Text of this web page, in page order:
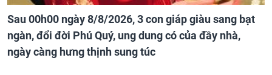
Sau 00h00 ngày 8/8/2026, 3 con giáp giàu sang bạt
ngàn, đổi đời Phú Quý, ung dung có của đầy nhà,
ngày càng hưng thịnh sung túc